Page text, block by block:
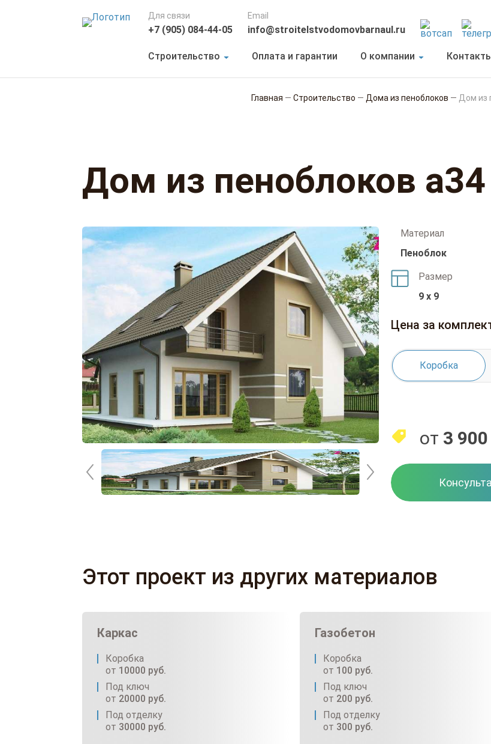
Для связи
+7 (905) 084-44-05
Email
info@stroitelstvodomovbarnaul.ru
Строительство Оплата и гарантии О компании
Главная — Строительство — Дома из пеноблоков — Дом из
Дом из пеноблоков а34
Материал
Пеноблок
Размер
9 x 9
Цена за
Коробка
от 3
Этот проект из других материалов
Каркас
Коробка
от 10000 руб.
Под ключ
от 20000 руб.
Под отделку
от 30000 руб.
Газобетон
Коробка
от 100 руб.
Под ключ
от 200 руб.
Под отделку
от 300 руб.